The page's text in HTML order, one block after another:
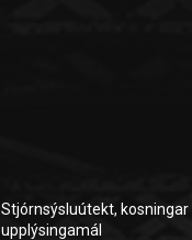
Stjórnsýsluútekt, kosningar
upplýsingamál